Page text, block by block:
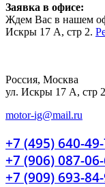
Заявка в офисе:
Ждем Вас в нашем
Искры 17 А, стр 2.
Россия, Москва
ул. Искры 17 А, стр 2
motor-ig@mail.ru
+7 (495) 640-
+7 (906) 087-
+7 (909) 693-